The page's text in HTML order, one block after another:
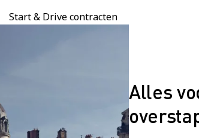
Start & Drive contracten
Alles